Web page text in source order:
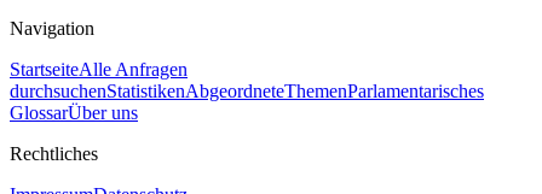
Navigation
StartseiteAlle Anfragen
durchsuchenStatistikenAbgeordneteThemenParlamentarisches
GlossarÜber uns
Rechtliches